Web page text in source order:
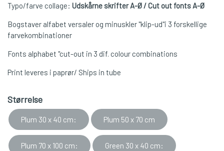
Typo/farve collage: Udskårne skrifter A-Ø / Cut out fonts A-Ø
Bogstaver alfabet versaler og minuskler "klip-ud"i 3 forskellige
farvekombinationer
Fonts alphabet "cut-out in 3 dif. colour combinations
Print leveres i paprør/ Ships in tube
Størrelse
Plum 30 x 40 cm: Plum 50 x 70 cm
Plum 70 x 100 cm: Green 30 x 40 cm: